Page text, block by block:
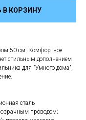
В КОРЗИНУ
50 см. Комфортное
стильным дополнением
для "Умного дома",
сталь
проводом;